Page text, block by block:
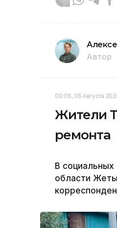
Автор
00:06, 06 Августа
Жители
ремонта
В
области